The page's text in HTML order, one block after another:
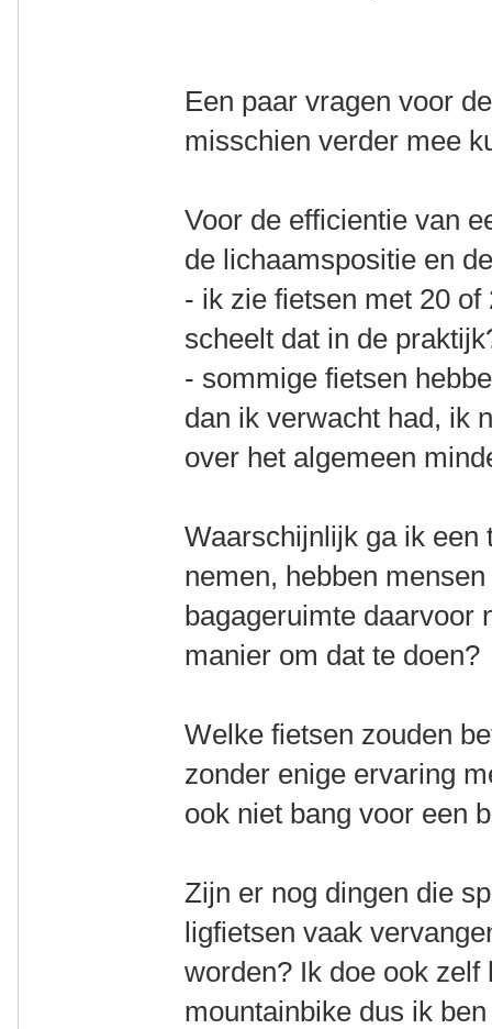
Een paar vragen voor
misschien verder mee
Voor de efficientie van
de lichaamspositie en
- ik zie fietsen met 20
scheelt dat in de
- sommige fietsen
dan ik verwacht had, ik
over het algemeen
Waarschijnlijk ga ik een
nemen, hebben
bagageruimte daarvoor
manier om dat te doen?
Welke fietsen zouden
zonder enige ervaring
ook niet bang voor een
Zijn er nog dingen die
ligfietsen vaak
worden? Ik doe ook
mountainbike dus ik